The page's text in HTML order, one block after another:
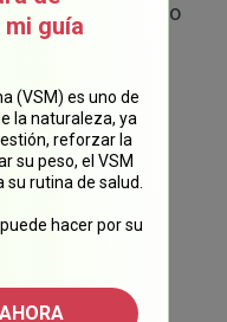
esto le da algo
y cada vez que
magnesio:
y no es el
Comience con
bien, pero
demasiado.
guía
(VSM) es uno de
la naturaleza, ya
reforzar la
su peso, el VSM
rutina de salud.
hacer por su